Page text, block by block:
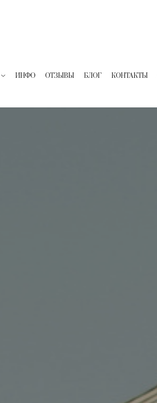
ИНФО ОТЗЫВЫ БЛОГ КОНТАКТЫ